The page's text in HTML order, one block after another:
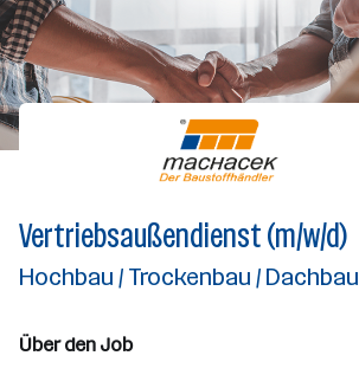
Vertriebsaußendienst (m/w/d)
Hochbau / Trockenbau / Dachbau
Über den Job